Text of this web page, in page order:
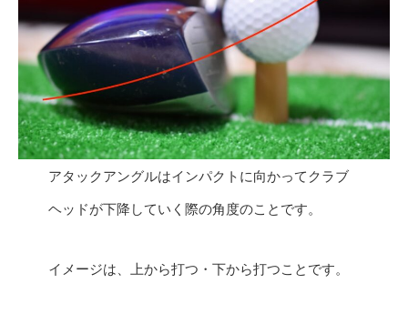
アタックアングルはインパクトに向かってクラブ
ヘッドが下降していく際の角度のことです。
イメージは、上から打つ・下から打つことです。